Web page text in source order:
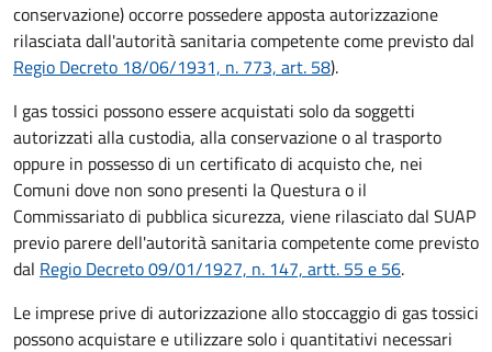
conservazione) occorre possedere apposta autorizzazione
rilasciata dall'autorità sanitaria competente come previsto dal
Regio Decreto 18/06/1931, n. 773, art. 58).
I gas tossici possono essere acquistati solo da soggetti
autorizzati alla custodia, alla conservazione o al trasporto
oppure in possesso di un certificato di acquisto che, nei
Comuni dove non sono presenti la Questura o il
Commissariato di pubblica sicurezza, viene rilasciato dal SUAP
previo parere dell'autorità sanitaria competente come previsto
dal Regio Decreto 09/01/1927, n. 147, artt. 55 e 56.
Le imprese prive di autorizzazione allo stoccaggio di gas tossici
possono acquistare e utilizzare solo i quantitativi necessari